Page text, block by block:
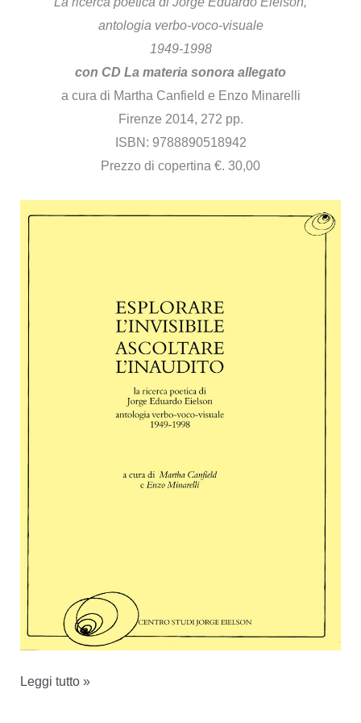
antologia verbo-voco-visuale
1949-1998
con CD La materia sonora allegato
a cura di Martha Canfield e Enzo Minarelli
Firenze 2014, 272 pp.
ISBN: 9788890518942
Prezzo di copertina €. 30,00
Esplorare
Leggi tutto »